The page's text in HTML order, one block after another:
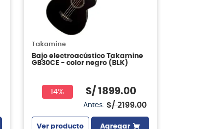
Takamine
Bajo electroacústico Takamine
GB30CE - color negro (BLK)
14% S/ 1899.00
Antes: S/ 2199.00
Ver producto Agregar